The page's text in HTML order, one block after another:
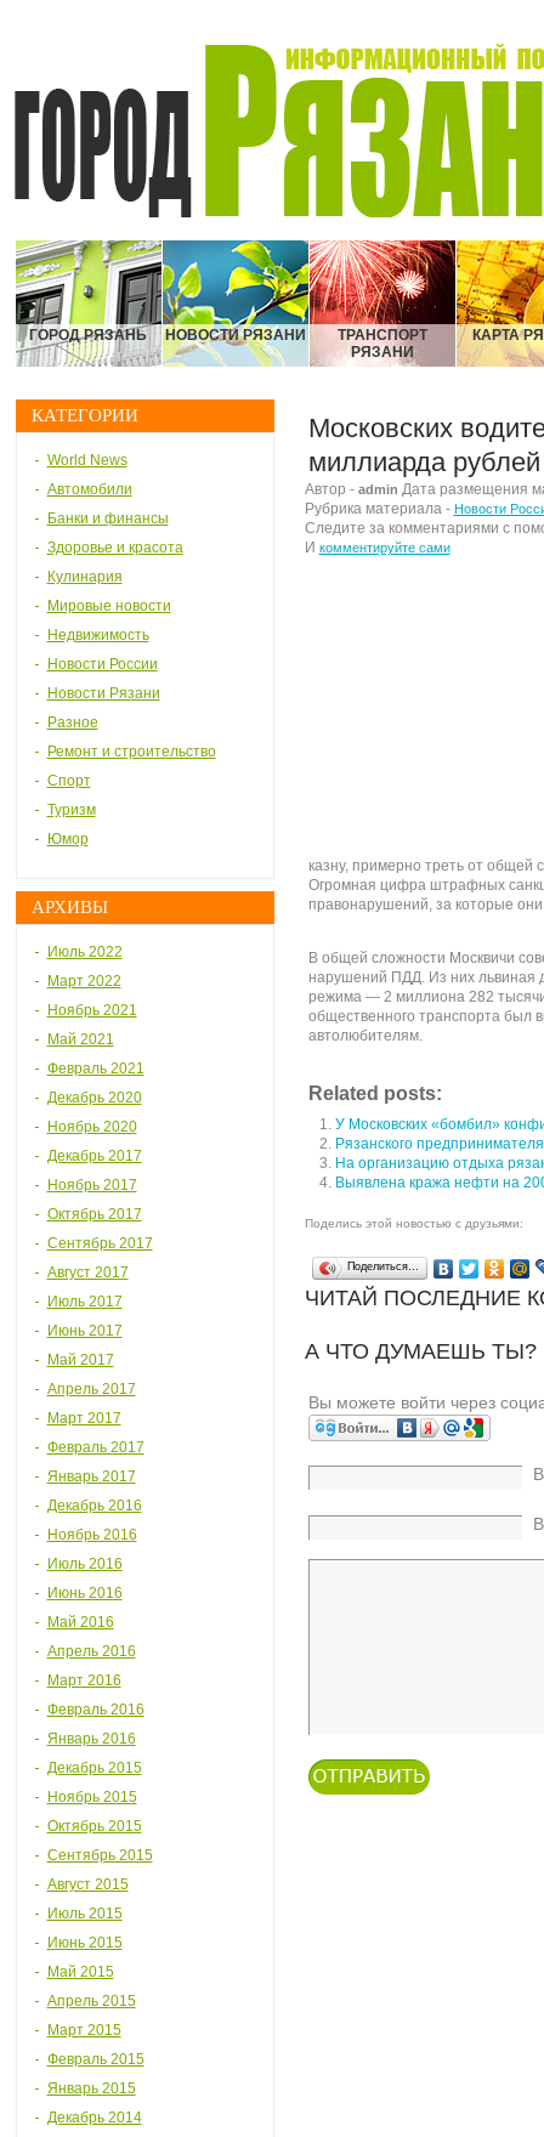
ГОРОД РЯЗАНЬ НОВОСТИ РЯЗАНИ
ТРАНСПОРТ
РЯЗАНИ
КАРТА
КАТЕГОРИИ
World News
Автомобили
Банки и финансы
Здоровье и красота
Кулинария
Мировые новости
Недвижимость
Новости России
Новости Рязани
Разное
Ремонт и строительство
Спорт
Туризм
Юмор
АРХИВЫ
Июль 2022
Март 2022
Ноябрь 2021
Май 2021
Февраль 2021
Декабрь 2020
Ноябрь 2020
Декабрь 2017
Ноябрь 2017
Октябрь 2017
Сентябрь 2017
Август 2017
Июль 2017
Июнь 2017
Май 2017
Апрель 2017
Март 2017
Февраль 2017
Январь 2017
Декабрь 2016
Ноябрь 2016
Июль 2016
Июнь 2016
Май 2016
Апрель 2016
Март 2016
Февраль 2016
Январь 2016
Декабрь 2015
Ноябрь 2015
Октябрь 2015
Сентябрь 2015
Август 2015
Июль 2015
Июнь 2015
Май 2015
Апрель 2015
Март 2015
Февраль 2015
Январь 2015
Декабрь 2014
Московских
миллиарда рублей
Автор - admin Дата размещения
Рубрика материала - Новости
Следите за комментариями с
И комментируйте сами
казну, примерно треть от
Огромная цифра штрафных
правонарушений, за которые
В общей сложности Москвичи
нарушений ПДД. Из них львиная
режима — 2 миллиона 282
общественного транспорта был
автолюбителям.
Related posts:
У Московских «бомбил»
Рязанского
На организацию отдыха
Выявлена кража нефти на
Поделись этой новостью с друзьями:
Поделиться…
ЧИТАЙ ПОСЛЕДНИЕ
А ЧТО ДУМАЕШЬ
Вы можете войти через